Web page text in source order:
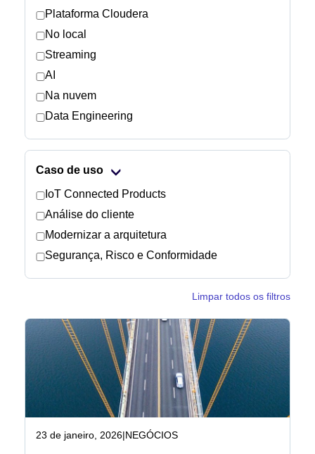
Saúde
Educação
Notícias
Plataforma Cloudera
No local
Streaming
AI
Na nuvem
Data Engineering
Caso de uso
IoT Connected Products
Análise do cliente
Modernizar a arquitetura
Segurança, Risco e Conformidade
Limpar todos os filtros
23 de janeiro, 2026|NEGÓCIOS